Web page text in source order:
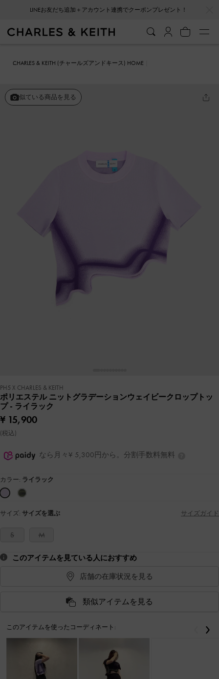
LINEお友だち追加＋アカウント連携でクーポンプレゼント！
CHARLES & KEITH (チャールズアンドキース) HOME
似ている商品を見る
PH5 X CHARLES & KEITH
ポリエステル ニットグラデーションウェイビークロップトッ
プ- ライラック
¥ 15,900
(税込)
なら月々¥ 5,300円から。分割手数料無料
カラー: ライラック
サイズ: サイズを選ぶ サイズガイド
S M
このアイテムを見ている人におすすめ
店舗の在庫状況を見る
類似アイテムを見る
このアイテムを使ったコーディネート: 戻る